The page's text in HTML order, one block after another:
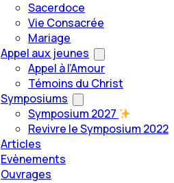
Sacerdoce
Vie Consacrée
Mariage
Appel aux jeunes
Appel à l’Amour
Témoins du Christ
Symposiums
Symposium 2027
Revivre le Symposium 2022
Articles
Evènements
Ouvrages